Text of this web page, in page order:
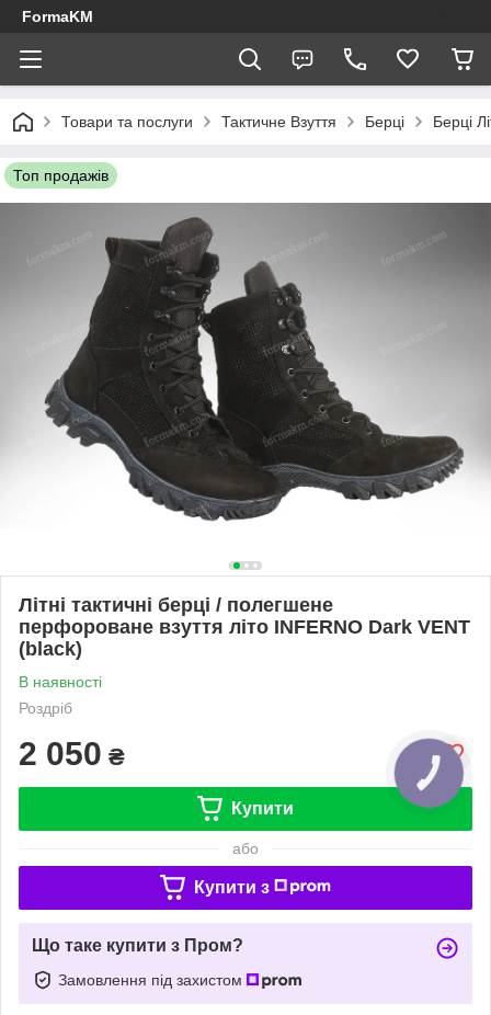
FormaKM
Товари та послуги Тактичне Взуття Берці Берці
Топ продажів
Літні тактичні берці / полегшене
перфороване взуття літо INFERNO Dark VENT
(black)
В наявності
Роздріб
2 050 ₴
Купити
або
Купити з
Що таке купити з Пром?
Замовлення під захистом